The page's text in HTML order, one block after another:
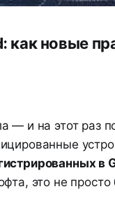
как новые
— и на этот раз
в
это не